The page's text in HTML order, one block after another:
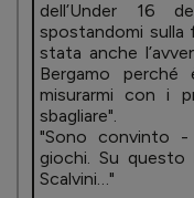
dell’Under 16
spostandomi sulla
stata anche
Bergamo
misurarmi con i
sbagliare".
"Sono convinto
giochi. Su
Scalvini…"